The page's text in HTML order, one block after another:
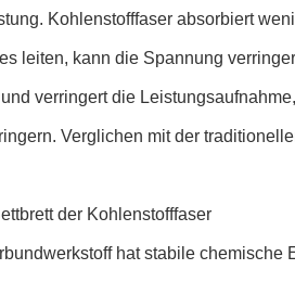
Kohlenstofffaser absorbiert
leiten, kann die Spannung
verringert die
Verglichen mit der
der Kohlenstofffaser
hat stabile